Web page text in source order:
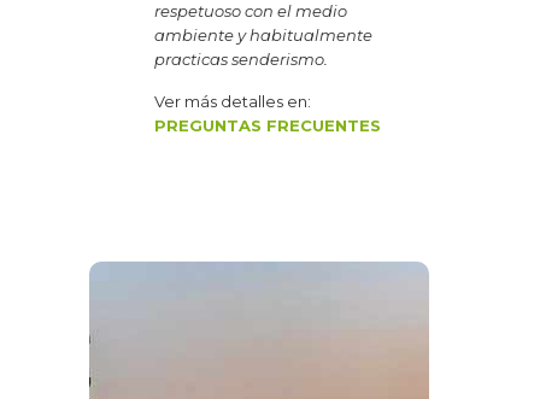
respetuoso con el medio
ambiente y habitualmente
practicas senderismo.
Ver más detalles en:
PREGUNTAS FRECUENTES